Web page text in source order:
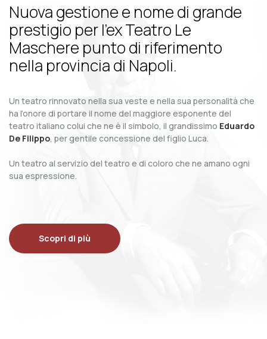
Nuova gestione e nome di grande
prestigio per l’ex Teatro Le
Maschere punto di riferimento
nella provincia di Napoli.
Un teatro rinnovato nella sua veste e nella sua personalità che
ha l’onore di portare il nome del maggiore esponente del
teatro italiano colui che ne è il simbolo, il grandissimo Eduardo
De Filippo, per gentile concessione del figlio Luca.
Un teatro al servizio del teatro e di coloro che ne amano ogni
sua espressione.
Scopri di più